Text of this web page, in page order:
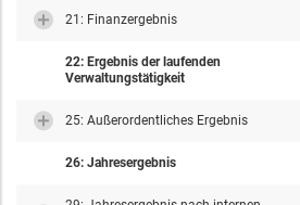
21: Finanzergebnis
22: Ergebnis der laufenden
Verwaltungstätigkeit
25: Außerordentliches Ergebnis
26: Jahresergebnis